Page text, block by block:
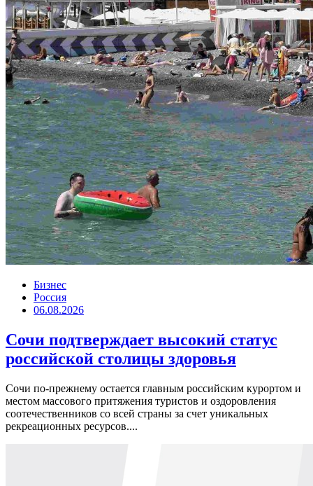
Бизнес
Россия
06.08.2026
Сочи подтверждает высокий статус
российской столицы здоровья
Сочи по-прежнему остается главным российским курортом и
местом массового притяжения туристов и оздоровления
соотечественников со всей страны за счет уникальных
рекреационных ресурсов....